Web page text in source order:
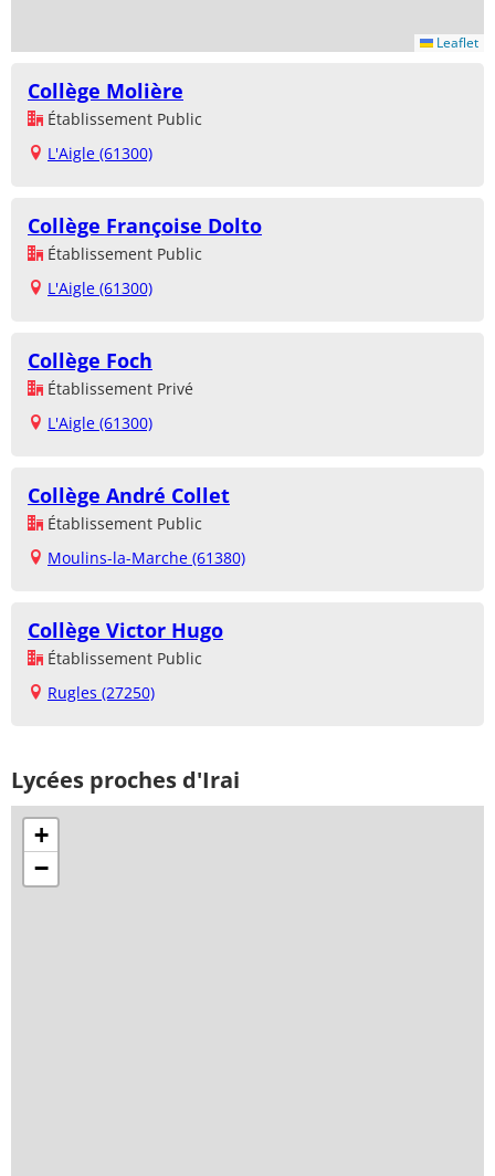
Leaflet
Collège Molière
Établissement Public
L'Aigle (61300)
Collège Françoise Dolto
Établissement Public
L'Aigle (61300)
Collège Foch
Établissement Privé
L'Aigle (61300)
Collège André Collet
Établissement Public
Moulins-la-Marche (61380)
Collège Victor Hugo
Établissement Public
Rugles (27250)
Lycées proches d'Irai
+
−